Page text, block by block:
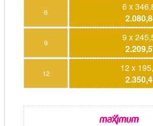
6
6 x
9
9 x
12
12 x